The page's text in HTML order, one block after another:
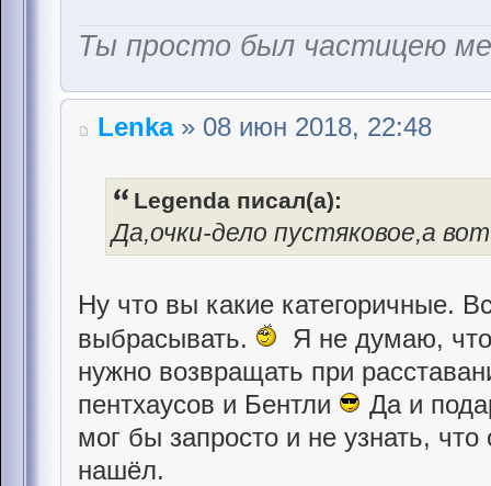
Ты просто был частицею
Lenka» 08 июн 2018, 22:48
Legenda писал(а):
Да,очки-дело пустяковое,а
Ну что вы какие категоричные.
выбрасывать.
Я не думаю,
нужно возвращать при
пентхаусов и Бентли
Да и
мог бы запросто и не узнать,
нашёл.